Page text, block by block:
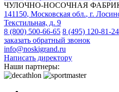
ЧУЛОЧНО-НОСОЧНАЯ
141150, Московская обл., г.
Текстильная, д. 9
8 (800) 500-66-65 8 (495) 120-81-24
заказать обратный звонок
info@noskigrand.ru
Написать директору
Наши партнеры: